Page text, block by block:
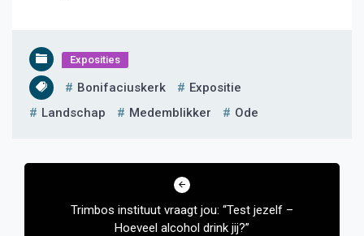
Exposities
Bonifaciuskerk
Expositie
Landschap
Medemblikker Ode
Bericht
Trimbos instituut vraagt jou: “Test jezelf –
Hoeveel alcohol drink jij?”